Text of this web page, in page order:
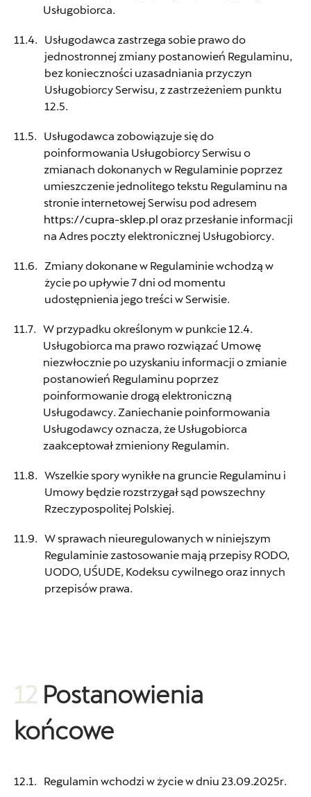
Usługobiorca.
Usługodawca zastrzega sobie prawo do
jednostronnej zmiany postanowień Regulaminu,
bez konieczności uzasadniania przyczyn
Usługobiorcy Serwisu, z zastrzeżeniem punktu
12.5.
Usługodawca zobowiązuje się do
poinformowania Usługobiorcy Serwisu o
zmianach dokonanych w Regulaminie poprzez
umieszczenie jednolitego tekstu Regulaminu na
stronie internetowej Serwisu pod adresem
https://cupra-sklep.pl oraz przesłanie informacji
na Adres poczty elektronicznej Usługobiorcy.
Zmiany dokonane w Regulaminie wchodzą w
życie po upływie 7 dni od momentu
udostępnienia jego treści w Serwisie.
W przypadku określonym w punkcie 12.4.
Usługobiorca ma prawo rozwiązać Umowę
niezwłocznie po uzyskaniu informacji o zmianie
postanowień Regulaminu poprzez
poinformowanie drogą elektroniczną
Usługodawcy. Zaniechanie poinformowania
Usługodawcy oznacza, że Usługobiorca
zaakceptował zmieniony Regulamin.
Wszelkie spory wynikłe na gruncie Regulaminu i
Umowy będzie rozstrzygał sąd powszechny
Rzeczypospolitej Polskiej.
W sprawach nieuregulowanych w niniejszym
Regulaminie zastosowanie mają przepisy RODO,
UODO, UŚUDE, Kodeksu cywilnego oraz innych
przepisów prawa.
12 Postanowienia
końcowe
Regulamin wchodzi w życie w dniu 23.09.2025r.
Góra
ul. Zdrojowa 2B, Zielona Góra
+48 684 786 960
Ultima
ul. Cieplicka 106, Jelenia Góra
czesci@ultima-auto.pl